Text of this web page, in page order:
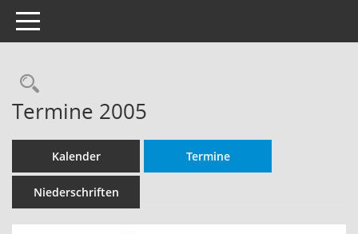
Toggle navigation
Rechercheauswahl
Termine 2005
Kalender Termine
Niederschriften